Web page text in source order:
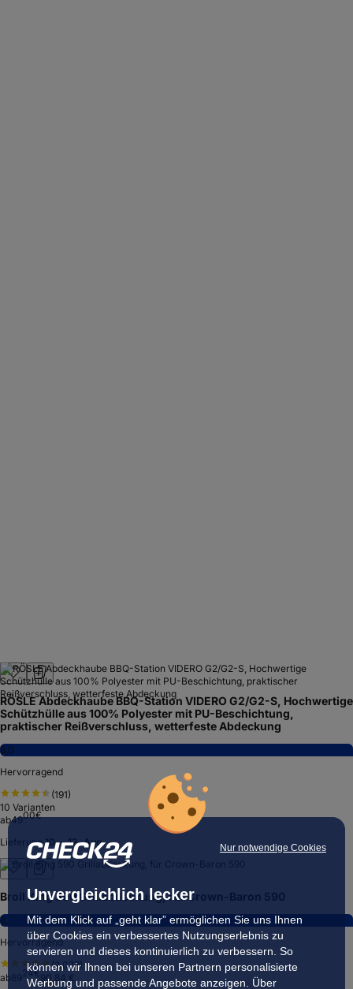
Nur notwendige Cookies
Unvergleichlich lecker
Mit dem Klick auf „geht klar” ermöglichen Sie uns Ihnen
über Cookies ein verbessertes Nutzungserlebnis zu
servieren und dieses kontinuierlich zu verbessern. So
können wir Ihnen bei unseren Partnern personalisierte
Werbung und passende Angebote anzeigen. Über
RÖSLE Abdeckhaube BBQ-Station VIDERO G2/G2-S, Hochwertige
Schützhülle aus 100% Polyester mit PU-Beschichtung,
praktischer Reißverschluss, wetterfeste Abdeckung
8,0
Hervorragend
(191)
10 Varianten
ab4900€
Lieferung 10. – 12. Aug.
Broil King 590 Grillabdeckung, für Crown-Baron 590
8,7
Hervorragend
(2.079)
ab
24€ 90,84 €